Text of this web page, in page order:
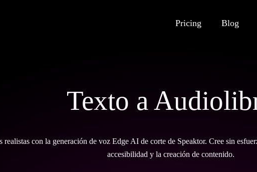
Pricing Blog
Texto a
con la generación de voz Edge AI de corte de Speaktor. Cree sin
accesibilidad y la creación de contenido.